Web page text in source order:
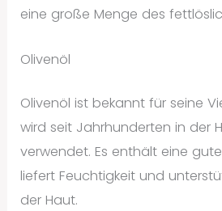
eine große Menge des
Olivenöl
Olivenöl ist bekannt für seine
wird seit Jahrhunderten in der
verwendet. Es enthält eine
liefert Feuchtigkeit und
der Haut.